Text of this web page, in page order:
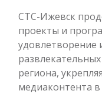
СТС-Ижевск
проекты и
региона,
медиаконтента в